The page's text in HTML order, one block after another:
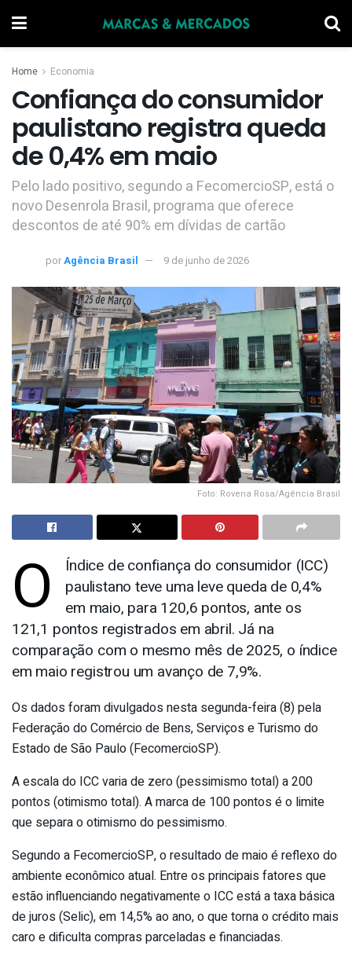
Home Economia
Confiança do consumidor
paulistano registra queda
de 0,4% em maio
Pelo lado positivo, segundo a FecomercioSP, está o
novo Desenrola Brasil, programa que oferece
descontos de até 90% em dívidas de cartão
porAgência Brasil 9 de junho de 2026
Foto: Rovena Rosa/Agência Brasil
O
Índice de confiança do consumidor (ICC)
paulistano teve uma leve queda de 0,4%
em maio, para 120,6 pontos, ante os
121,1 pontos registrados em abril. Já na
comparação com o mesmo mês de 2025, o índice
em maio registrou um avanço de 7,9%.
Os dados foram divulgados nesta segunda-feira (8) pela
Federação do Comércio de Bens, Serviços e Turismo do
Estado de São Paulo (FecomercioSP).
A escala do ICC varia de zero (pessimismo total) a 200
pontos (otimismo total). A marca de 100 pontos é o limite
que separa o otimismo do pessimismo.
Segundo a FecomercioSP, o resultado de maio é reflexo do
ambiente econômico atual. Entre os principais fatores que
estão influenciando negativamente o ICC está a taxa básica
de juros (Selic), em 14,5% ao ano, o que torna o crédito mais
caro e dificulta compras parceladas e financiadas.